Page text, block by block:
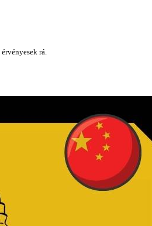
érvényesek rá.